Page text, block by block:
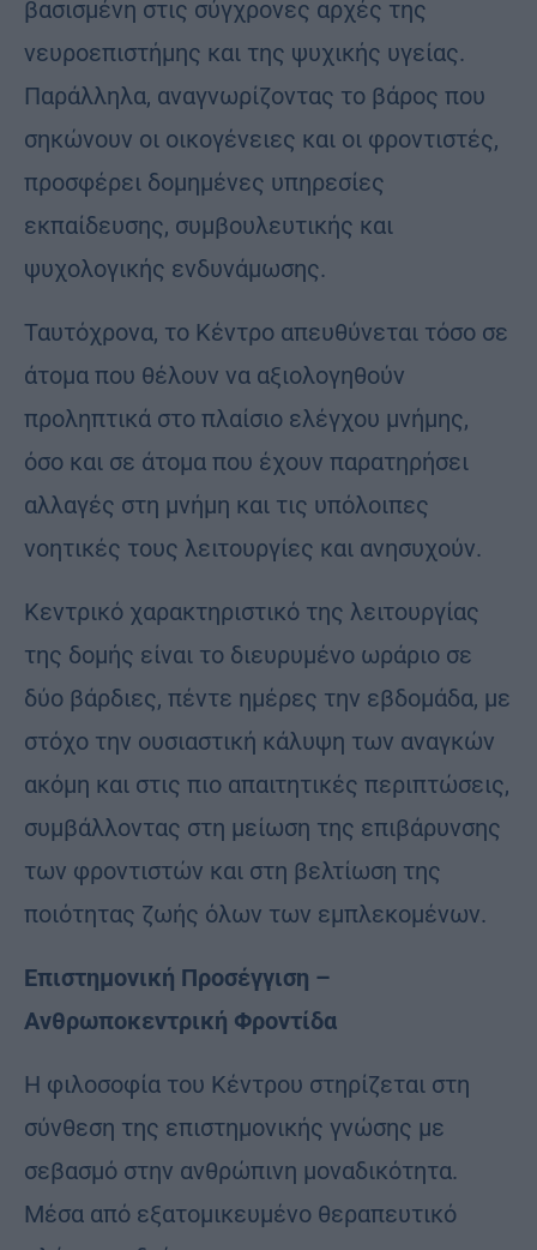
βασισμένη στις σύγχρονες αρχές της
νευροεπιστήμης και της ψυχικής υγείας.
Παράλληλα, αναγνωρίζοντας το βάρος που
σηκώνουν οι οικογένειες και οι φροντιστές,
προσφέρει δομημένες υπηρεσίες
εκπαίδευσης, συμβουλευτικής και
ψυχολογικής ενδυνάμωσης.
Ταυτόχρονα, το Κέντρο απευθύνεται τόσο σε
άτομα που θέλουν να αξιολογηθούν
προληπτικά στο πλαίσιο ελέγχου μνήμης,
όσο και σε άτομα που έχουν παρατηρήσει
αλλαγές στη μνήμη και τις υπόλοιπες
νοητικές τους λειτουργίες και ανησυχούν.
Κεντρικό χαρακτηριστικό της λειτουργίας
της δομής είναι το διευρυμένο ωράριο σε
δύο βάρδιες, πέντε ημέρες την εβδομάδα, με
στόχο την ουσιαστική κάλυψη των αναγκών
ακόμη και στις πιο απαιτητικές περιπτώσεις,
συμβάλλοντας στη μείωση της επιβάρυνσης
των φροντιστών και στη βελτίωση της
ποιότητας ζωής όλων των εμπλεκομένων.
Επιστημονική Προσέγγιση –
Ανθρωποκεντρική Φροντίδα
Η φιλοσοφία του Κέντρου στηρίζεται στη
σύνθεση της επιστημονικής γνώσης με
σεβασμό στην ανθρώπινη μοναδικότητα.
Μέσα από εξατομικευμένο θεραπευτικό